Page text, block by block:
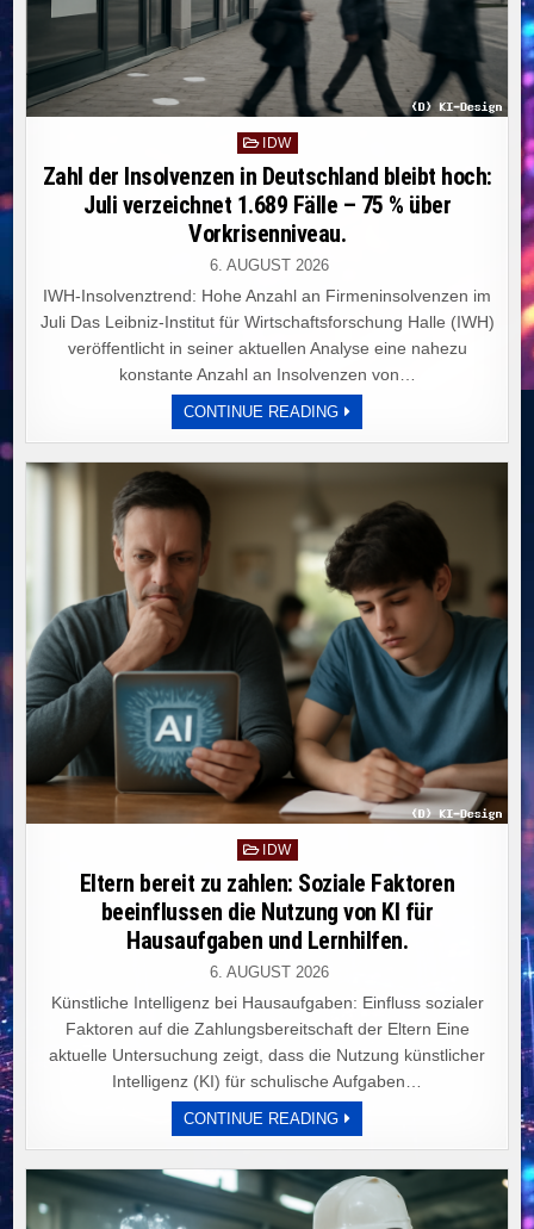
Posted
in
IDW
Zahl der Insolvenzen in Deutschland bleibt hoch:
Juli verzeichnet 1.689 Fälle – 75 % über
Vorkrisenniveau.
6. AUGUST 2026
IWH-Insolvenztrend: Hohe Anzahl an Firmeninsolvenzen im
Juli Das Leibniz-Institut für Wirtschaftsforschung Halle (IWH)
veröffentlicht in seiner aktuellen Analyse eine nahezu
konstante Anzahl an Insolvenzen von…
CONTINUE READINGZAHL
DER
INSOLVENZEN
HOCH:
JULI
VERZEICHNET
1.689
FÄLLE
–
75
%
ÜBER
VORKRISENNIVEAU.
Posted
IDW
Eltern bereit zu zahlen: Soziale Faktoren
beeinflussen die Nutzung von KI für
Hausaufgaben und Lernhilfen.
6. AUGUST 2026
Künstliche Intelligenz bei Hausaufgaben: Einfluss sozialer
Faktoren auf die Zahlungsbereitschaft der Eltern Eine
aktuelle Untersuchung zeigt, dass die Nutzung künstlicher
Intelligenz (KI) für schulische Aufgaben…
CONTINUE READINGELTERN
BEREIT
ZU
SOZIALE
FAKTOREN
BEEINFLUSSEN